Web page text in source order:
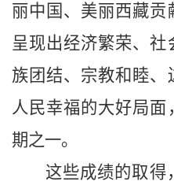
丽中国、美丽西藏
呈现出经济繁荣、
族团结、宗教和睦、
人民幸福的大好局
期之一。
这些成绩的取得